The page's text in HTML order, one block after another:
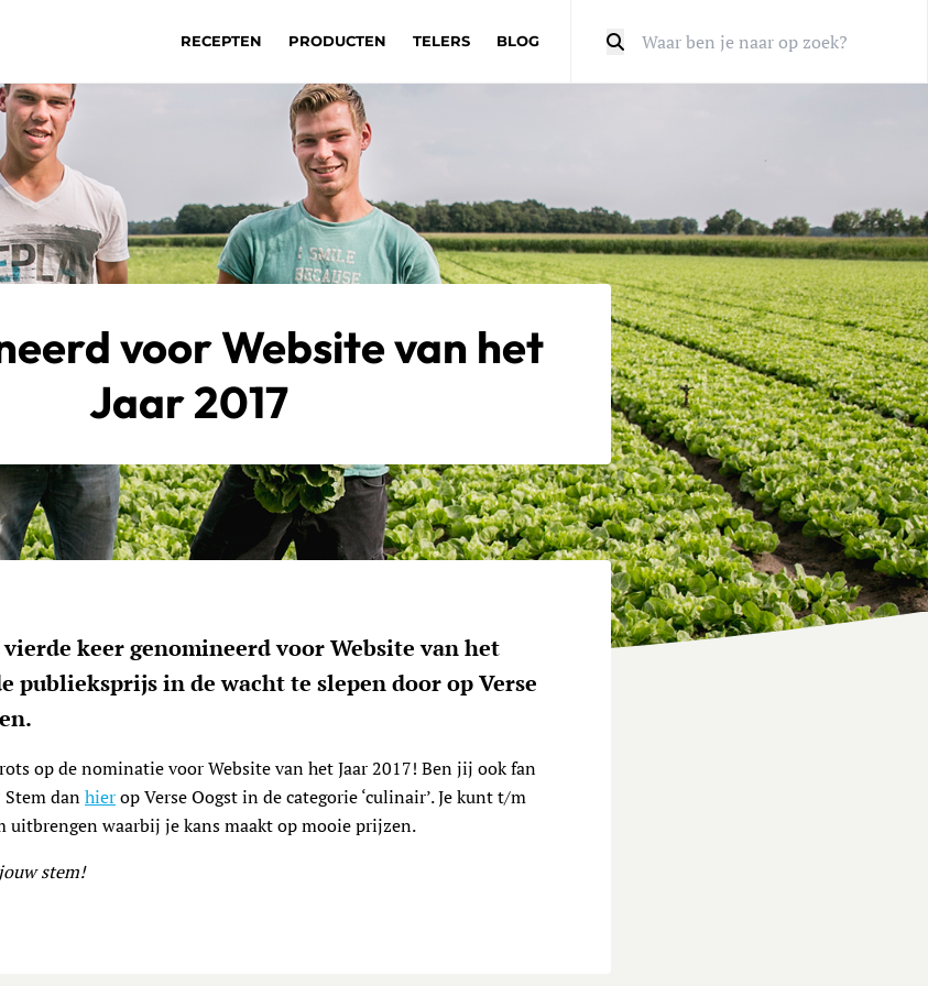
RECEPTEN PRODUCTEN TELERS BLOG
voor Website van het
Jaar 2017
keer genomineerd voor Website van het
publieksprijs in de wacht te slepen door op Verse
op de nominatie voor Website van het Jaar 2017! Ben jij ook fan
danhierop Verse Oogst in de categorie ‘culinair’. Je kunt t/m
uitbrengen waarbij je kans maakt op mooie prijzen.
stem!